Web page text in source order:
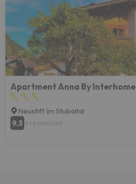
Apartment Anna By Interhome
Neustift Im Stubaital
9.3 6 recensioni